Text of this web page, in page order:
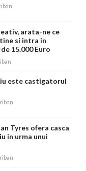
arata-ne ce
si intra in
15.000 Euro
este castigatorul
Tyres ofera casca
in urma unui